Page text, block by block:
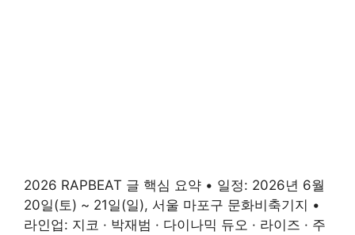
2026 RAPBEAT 글 핵심 요약 • 일정: 2026년 6월
20일(토) ~ 21일(일), 서울 마포구 문화비축기지 •
라인업: 지코 · 박재범 · 다이나믹 듀오 · 라이즈 · 주